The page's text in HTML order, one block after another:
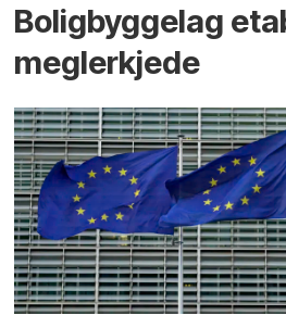
Boligbyggelag
megler­kjede